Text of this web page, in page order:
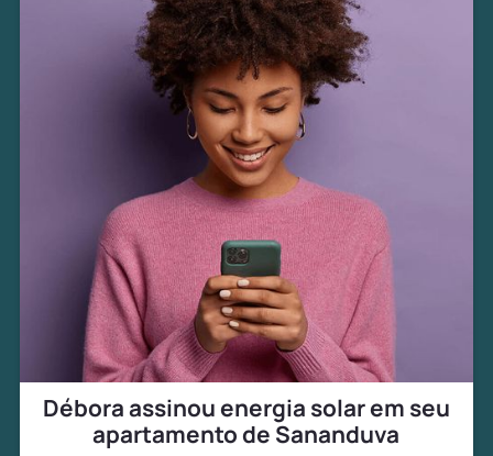
Débora assinou energia solar em seu
apartamento de Sananduva